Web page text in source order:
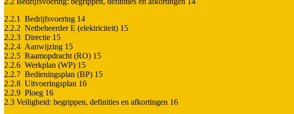
2.2.1 Bedrijfsvoering 14
2.2.2 Netbeheerder E (elektriciteit) 15
2.2.3 Directie 15
2.2.4 Aanwijzing 15
2.2.5 Raamopdracht (RO) 15
2.2.6 Werkplan (WP) 15
2.2.7 Bedieningsplan (BP) 15
2.2.8 Uitvoeringsplan 16
2.2.9 Ploeg 16
2.3 Veiligheid: begrippen, definities en afkortingen 16